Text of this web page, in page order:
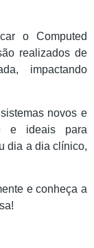
o Computed
realizados de
impactando
novos e
e ideais para
dia a dia clínico,
e conheça a